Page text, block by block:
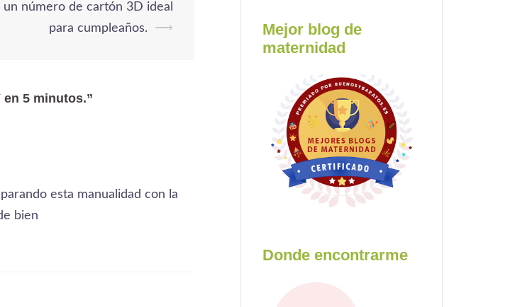
un número de cartón 3D ideal
para cumpleaños.
⟶
en 5 minutos.”
esta manualidad con la
bien
Mejor blog de
maternidad
Donde encontrarme